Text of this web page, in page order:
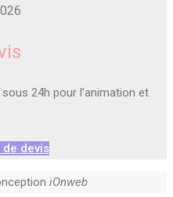
24h pour l’animation et
de devis
iOnweb